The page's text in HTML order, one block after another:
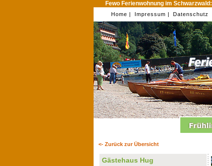
Fewo Ferienwohnung im Schwarzwald:
Home | Impressum | Datenschutz
<- Zurück zur Übersicht
Gästehaus Hug